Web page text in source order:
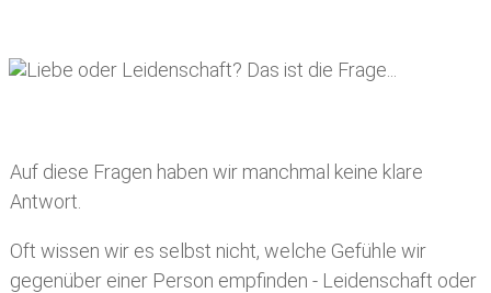
Auf diese Fragen haben wir manchmal keine klare
Antwort.
Oft wissen wir es selbst nicht, welche Gefühle wir
gegenüber einer Person empfinden - Leidenschaft oder